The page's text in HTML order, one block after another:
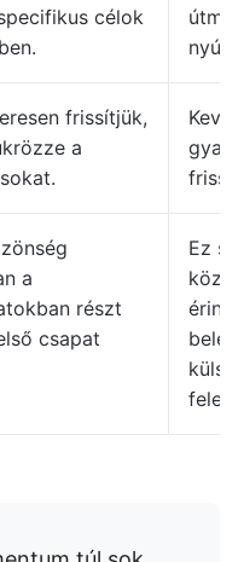
célok
frissítjük,
a
a
részt
csapat
Ez
külső